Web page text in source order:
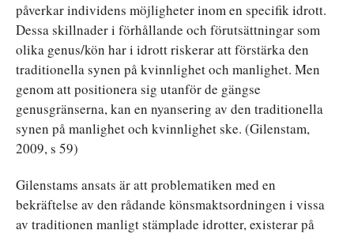
påverkar individens möjligheter inom en specifik idrott.
Dessa skillnader i förhållande och förutsättningar som
olika genus/kön har i idrott riskerar att förstärka den
traditionella synen på kvinnlighet och manlighet. Men
genom att positionera sig utanför de gängse
genusgränserna, kan en nyansering av den traditionella
synen på manlighet och kvinnlighet ske. (Gilenstam,
2009, s 59)
Gilenstams ansats är att problematiken med en
bekräftelse av den rådande könsmaktsordningen i vissa
av traditionen manligt stämplade idrotter, existerar på